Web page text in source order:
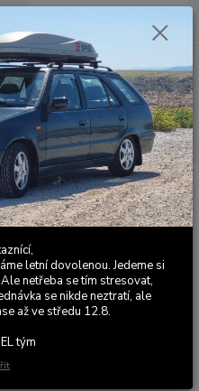
Menu
Hledat
0,00 Kč
smlouvy, kdy na jedné
338, 109 00, Praha –
letní dovolenou. Jedeme si
netřeba se tím stresovat,
se nikde neztratí, ale
až ve středu 12.8.
tým